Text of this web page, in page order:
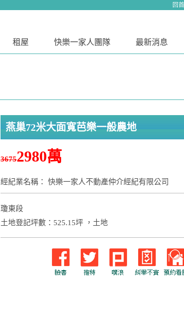
回
租屋 快樂一家人團隊 最新消息
燕巢72米大面寬芭樂一般農地
36752980萬
經紀業名稱： 快樂一家人不動產仲介經紀有限公司
瓊東段
土地登記坪數：525.15坪 ，土地